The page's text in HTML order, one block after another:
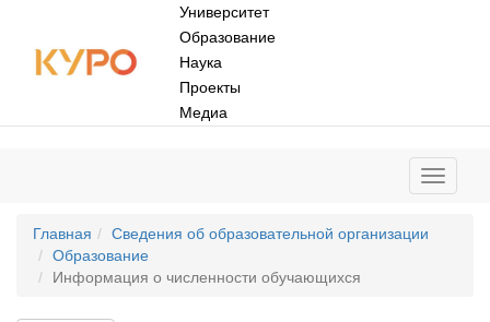
Университет
Образование
Наука
Проекты
Медиа
Главная
Сведения об образовательной организации
Образование
Информация о численности обучающихся